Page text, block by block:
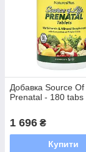
Добавка Source
Prenatal - 180 tabs
1 696 ₴
Купити